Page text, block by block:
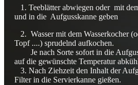
1. Teeblätter abwiegen oder mit
und in die Aufgusskanne geben
2. Wasser mit dem Wasserkocher
Topf ....) sprudelnd aufkochen.
Je nach Sorte sofort in die
auf die gewünschte Temperatur
3. Nach Ziehzeit den Inhalt der
Filter in die Servierkanne gießen.